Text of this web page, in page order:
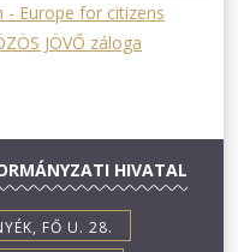
Europe for citizens
JÖVŐ záloga
HIVATAL
FŐ U. 28.